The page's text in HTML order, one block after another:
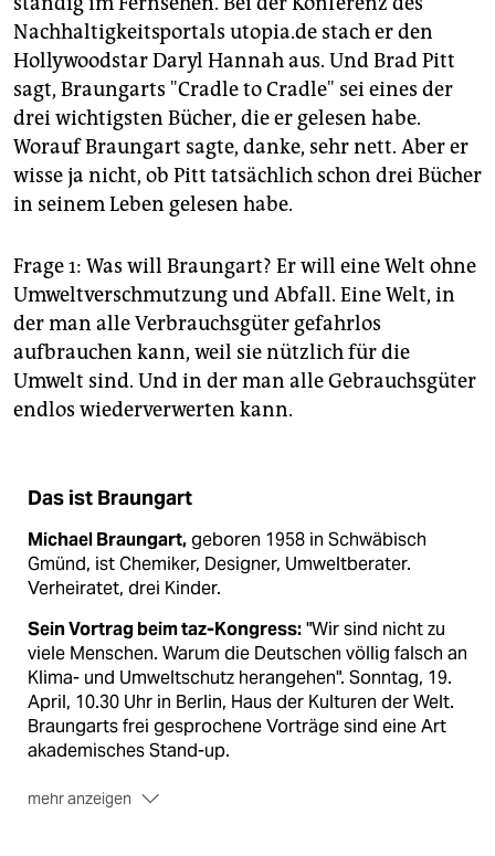
Nachhaltigkeitsportals utopia.de stach er den
Hollywoodstar Daryl Hannah aus. Und Brad Pitt
sagt, Braungarts "Cradle to Cradle" sei eines der
drei wichtigsten Bücher, die er gelesen habe.
Worauf Braungart sagte, danke, sehr nett. Aber er
wisse ja nicht, ob Pitt tatsächlich schon drei Bücher
in seinem Leben gelesen habe.
Frage 1: Was will Braungart? Er will eine Welt ohne
Umweltverschmutzung und Abfall. Eine Welt, in
der man alle Verbrauchsgüter gefahrlos
aufbrauchen kann, weil sie nützlich für die
Umwelt sind. Und in der man alle Gebrauchsgüter
endlos wiederverwerten kann.
Das ist Braungart
Michael Braungart,geboren 1958 in Schwäbisch
Gmünd, ist Chemiker, Designer, Umweltberater.
Verheiratet, drei Kinder.
Sein Vortrag beim taz-Kongress:"Wir sind nicht zu
viele Menschen. Warum die Deutschen völlig falsch an
Klima- und Umweltschutz herangehen". Sonntag, 19.
April, 10.30 Uhr in Berlin, Haus der Kulturen der Welt.
Braungarts frei gesprochene Vorträge sind eine Art
akademisches Stand-up.
mehr anzeigen